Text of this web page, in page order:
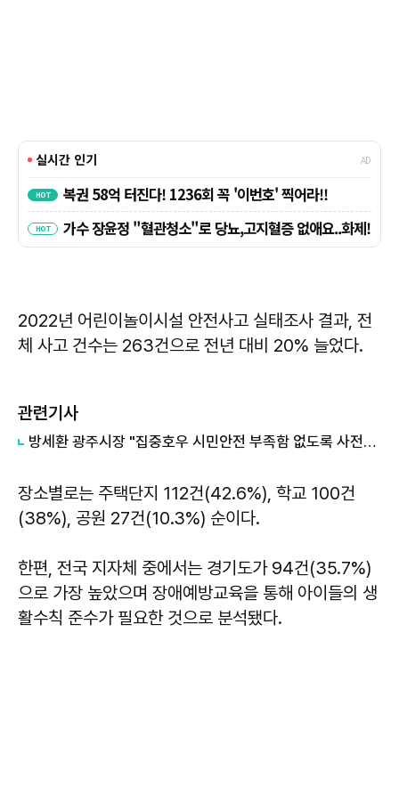
2022년 어린이놀이시설 안전사고 실태조사 결과, 전
체 사고 건수는 263건으로 전년 대비 20% 늘었다.
관련기사
방세환 광주시장 "집중호우 시민안전 부족함 없도록 사전대비 최선 다할 것"
장소별로는 주택단지 112건(42.6%), 학교 100건
(38%), 공원 27건(10.3%) 순이다.
한편, 전국 지자체 중에서는 경기도가 94건(35.7%)
으로 가장 높았으며 장애예방교육을 통해 아이들의 생
활수칙 준수가 필요한 것으로 분석됐다.